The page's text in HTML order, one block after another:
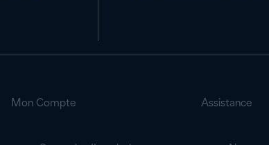
Mon Compte Assistance